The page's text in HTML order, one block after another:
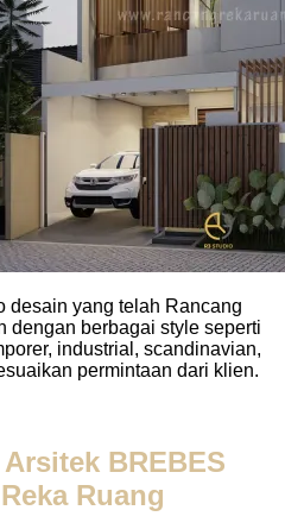
desain yang telah Rancang
dengan berbagai style seperti
industrial, scandinavian,
permintaan dari klien.
BREBES
Ruang